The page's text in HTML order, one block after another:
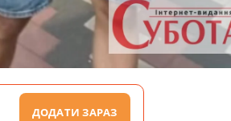
ДОДАТИ ЗАРАЗ